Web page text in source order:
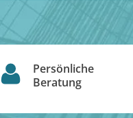
Persönliche
Beratung